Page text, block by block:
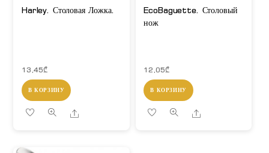
Harley. Столовая Ложка.
13,45₾
В КОРЗИНУ
Share
EcoBaguette. Столовый
нож
12,05₾
В КОРЗИНУ
Share